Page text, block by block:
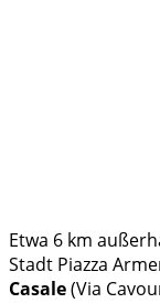
Etwa 6 km
Stadt Piazza
Casale(Via